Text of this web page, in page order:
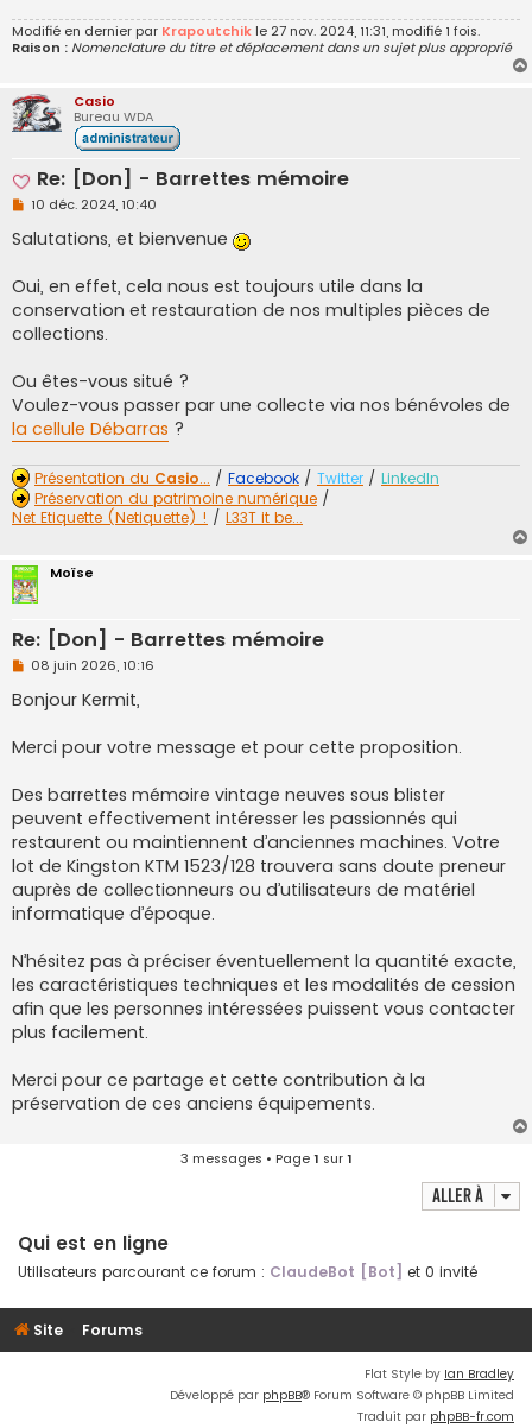
Modifié en dernier par Krapoutchik le 27 nov. 2024, 11:31, modifié 1 fois.
Raison : Nomenclature du titre et déplacement dans un sujet plus approprié
Casio
Bureau WDA
Re: [Don] - Barrettes mémoire
M
s
s
g
e
n
o
n
u
10 déc. 2024, 10:40
Salutations, et bienvenue
Oui, en effet, cela nous est toujours utile dans la
conservation et restauration de nos multiples pièces de
collections.
Ou êtes-vous situé ?
Voulez-vous passer par une collecte via nos bénévoles de
la cellule Débarras ?
Présentation du Casio... / Facebook / Twitter / LinkedIn
Préservation du patrimoine numérique /
Net Etiquette (Netiquette) ! / L33T it be...
Moïse
Re: [Don] - Barrettes mémoire
M
s
s
g
e
o
n
l
u
08 juin 2026, 10:16
Bonjour Kermit,
Merci pour votre message et pour cette proposition.
Des barrettes mémoire vintage neuves sous blister
peuvent effectivement intéresser les passionnés qui
restaurent ou maintiennent d’anciennes machines. Votre
lot de Kingston KTM 1523/128 trouvera sans doute preneur
auprès de collectionneurs ou d’utilisateurs de matériel
informatique d’époque.
N’hésitez pas à préciser éventuellement la quantité exacte,
les caractéristiques techniques et les modalités de cession
afin que les personnes intéressées puissent vous contacter
plus facilement.
Merci pour ce partage et cette contribution à la
préservation de ces anciens équipements.
3 messages • Page1 sur1
Aller à
Qui est en ligne
Utilisateurs parcourant ce forum : ClaudeBot [Bot] et 0 invité
Site Forums
Flat Style by Ian Bradley
Développé par phpBB® Forum Software © phpBB Limited
Traduit par phpBB-fr.com